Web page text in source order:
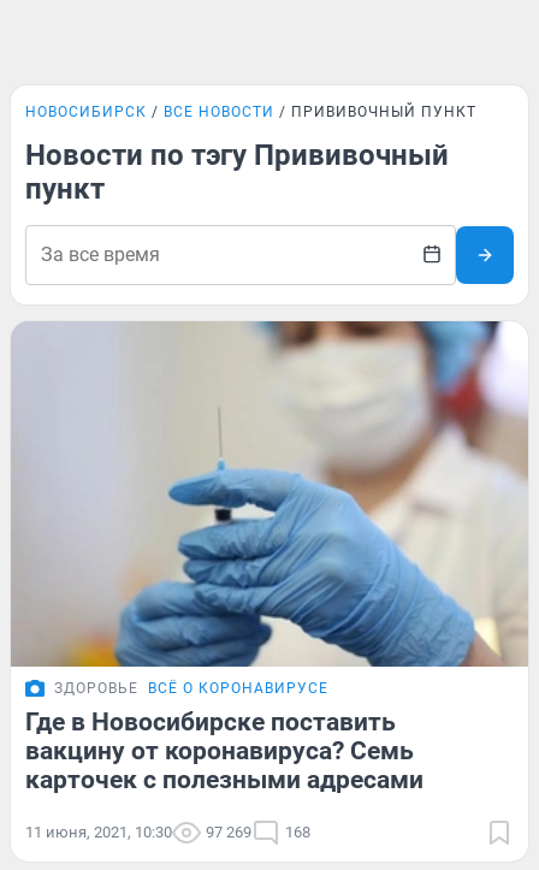
НОВОСИБИРСК ВСЕ НОВОСТИ ПРИВИВОЧНЫЙ ПУНКТ
Новости по тэгу Прививочный
пункт
ЗДОРОВЬЕ ВСЁ О КОРОНАВИРУСЕ
Где в Новосибирске поставить
вакцину от коронавируса? Семь
карточек с полезными адресами
11 июня, 2021, 10:30 97 269 168